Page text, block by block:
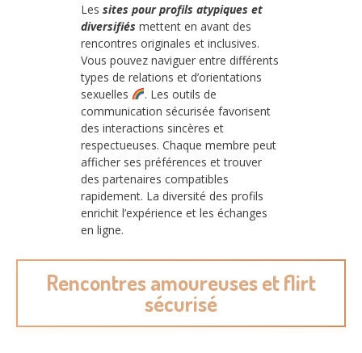
Les sites pour profils atypiques et
diversifiés mettent en avant des
rencontres originales et inclusives.
Vous pouvez naviguer entre différents
types de relations et d’orientations
sexuelles
. Les outils de
communication sécurisée favorisent
des interactions sincères et
respectueuses. Chaque membre peut
afficher ses préférences et trouver
des partenaires compatibles
rapidement. La diversité des profils
enrichit l’expérience et les échanges
en ligne.
Rencontres amoureuses et flirt
sécurisé